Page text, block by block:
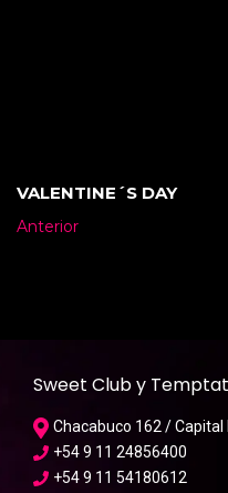
VALENTINE´S DAY
Anterior
Sweet Club y
Chacabuco 162 /
+54 9 11 24856400
+54 9 11 54180612